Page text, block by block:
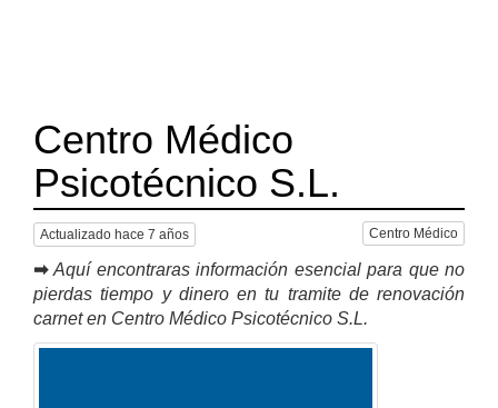
Centro Médico
Psicotécnico S.L.
Actualizado hace 7 años Centro Médico
➡ Aquí encontraras información esencial para que no
pierdas tiempo y dinero en tu tramite de renovación
carnet en Centro Médico Psicotécnico S.L.